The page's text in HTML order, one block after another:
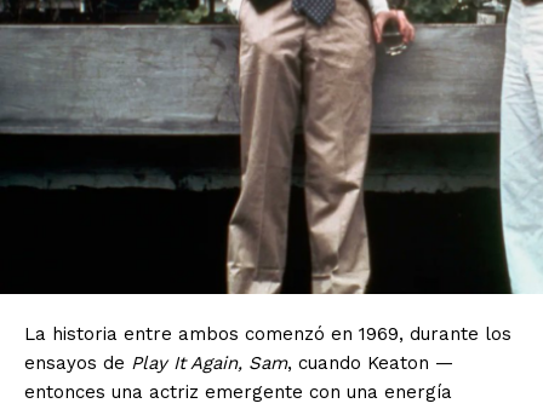
La historia entre ambos comenzó en 1969, durante los
ensayos de Play It Again, Sam, cuando Keaton —
entonces una actriz emergente con una energía